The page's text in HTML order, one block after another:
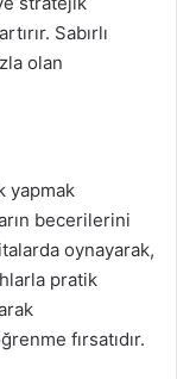
Sabırlı
olan
yapmak
becerilerini
oynayarak,
pratik
fırsatıdır.